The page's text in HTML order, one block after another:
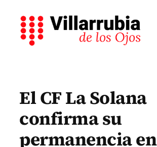
contenido
El CF La Solana
confirma su
permanencia en